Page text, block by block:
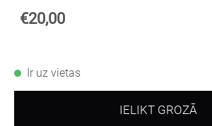
€20,00
Ir uz vietas
IELIKT GROZĀ